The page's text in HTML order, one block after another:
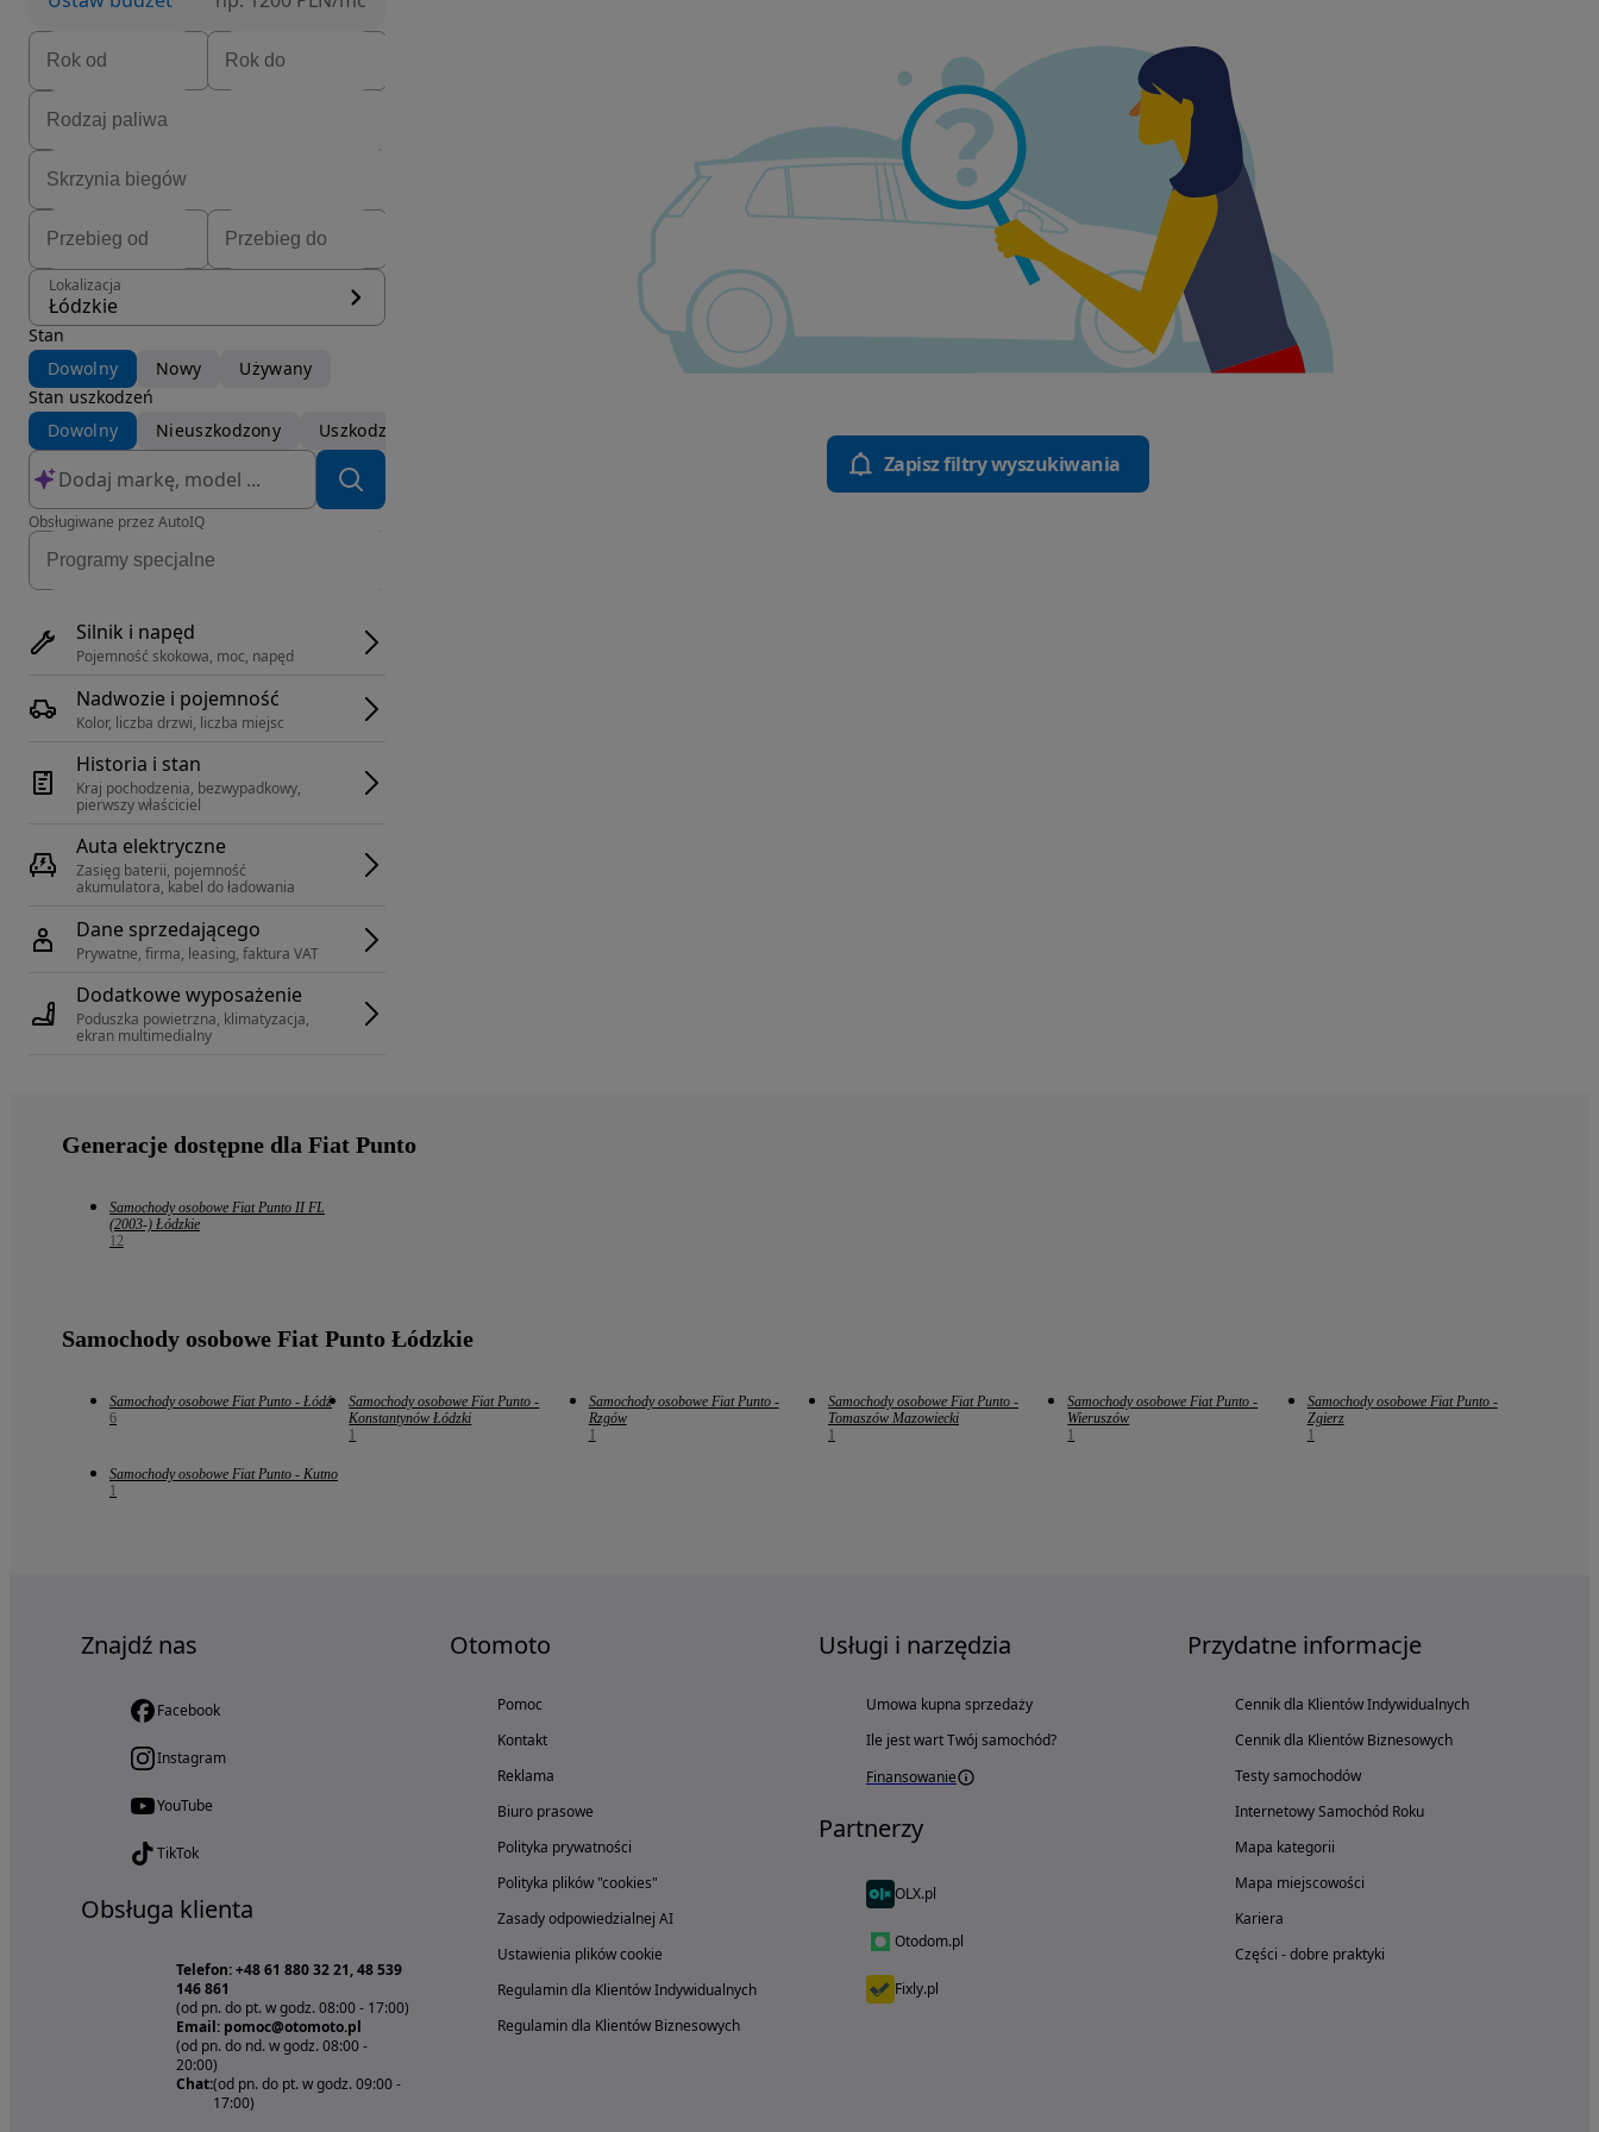
Lokalizacja
Łódzkie
Stan
Dowolny
Nowy
Używany
Stan uszkodzeń
Dowolny
Nieuszkodzony Uszkodzony
Obsługiwane przez AutoIQ
Silnik i napęd
Pojemność skokowa, moc, napęd
Nadwozie i pojemność
Kolor, liczba drzwi, liczba miejsc
Historia i stan
Kraj pochodzenia, bezwypadkowy,
pierwszy właściciel
Auta elektryczne
Zasięg baterii, pojemność
akumulatora, kabel do ładowania
Dane sprzedającego
Prywatne, firma, leasing, faktura VAT
Dodatkowe wyposażenie
Poduszka powietrzna, klimatyzacja,
ekran multimedialny
Zapisz filtry wyszukiwania
Generacje dostępne dla Fiat Punto
Samochody osobowe Fiat Punto II FL
(2003-) Łódzkie
12
Samochody osobowe Fiat Punto Łódzkie
Samochody osobowe Fiat Punto - Łódź
6
Samochody osobowe Fiat Punto -
Konstantynów Łódzki
1
Samochody osobowe Fiat Punto -
Rzgów
1
Samochody osobowe Fiat Punto -
Tomaszów Mazowiecki
1
Samochody osobowe Fiat Punto -
Wieruszów
1
Samochody osobowe Fiat Punto -
Zgierz
1
Samochody osobowe Fiat Punto - Kutno
1
Znajdź nas
Facebook
Instagram
YouTube
TikTok
Obsługa klienta
Telefon: +48 61 880 32 21, 48 539
146 861
(od pn. do pt. w godz. 08:00 - 17:00)
Email: pomoc@otomoto.pl
(od pn. do nd. w godz. 08:00 -
20:00)
Chat:(od pn. do pt. w godz. 09:00 -
17:00)
Otomoto
Pomoc
Kontakt
Reklama
Biuro prasowe
Polityka prywatności
Polityka plików "cookies"
Zasady odpowiedzialnej AI
Ustawienia plików cookie
Regulamin dla Klientów Indywidualnych
Regulamin dla Klientów Biznesowych
Usługi i narzędzia
Umowa kupna sprzedaży
Ile jest wart Twój samochód?
Finansowanie
Partnerzy
OLX.pl
Otodom.pl
Fixly.pl
Przydatne informacje
Cennik dla Klientów Indywidualnych
Cennik dla Klientów Biznesowych
Testy samochodów
Internetowy Samochód Roku
Mapa kategorii
Mapa miejscowości
Kariera
Części - dobre praktyki